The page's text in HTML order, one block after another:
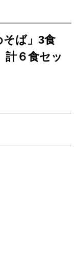
そば」3食
６食セッ